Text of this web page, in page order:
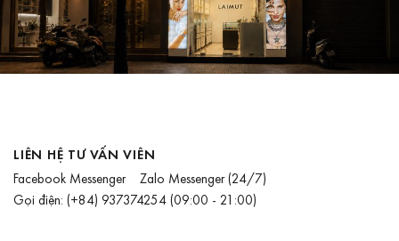
LIÊN HỆ TƯ VẤN VIÊN
Facebook Messenger Zalo Messenger(24/7)
Gọi điện: (+84) 937374254(09:00 - 21:00)